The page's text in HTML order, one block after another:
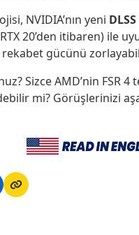
NVIDIA’nın yeni
20’den itibaren) ile
rekabet gücünü
Sizce AMD’nin FSR
mi? Görüşlerinizi